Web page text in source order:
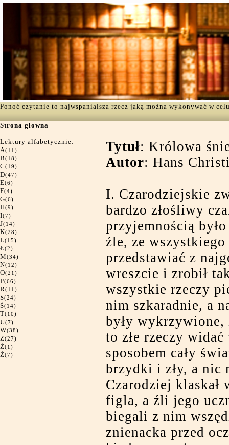
Ponoć czytanie to najwspanialsza rzecz jaką można wykonywać w
Strona głowna
Lektury alfabetycznie:
A(11)
B(18)
C(19)
D(47)
E(6)
F(4)
G(6)
H(9)
I(7)
J(14)
K(28)
L(15)
Ł(2)
M(34)
N(12)
O(21)
P(66)
R(11)
S(24)
Ś(14)
T(10)
U(7)
W(38)
Z(27)
Ź(1)
Ż(7)
Tytuł: Królowa
Autor: Hans
I. Czarodziejskie
bardzo złośliwy
przyjemnością
źle, ze
przedstawiać z
wreszcie i zrobił
wszystkie rzeczy
nim szkaradnie, a
były wykrzywione,
to złe rzeczy
sposobem cały
brzydki i zły, a nic
Czarodziej klaskał
figla, a źli jego
biegali z nim
znienacka przed